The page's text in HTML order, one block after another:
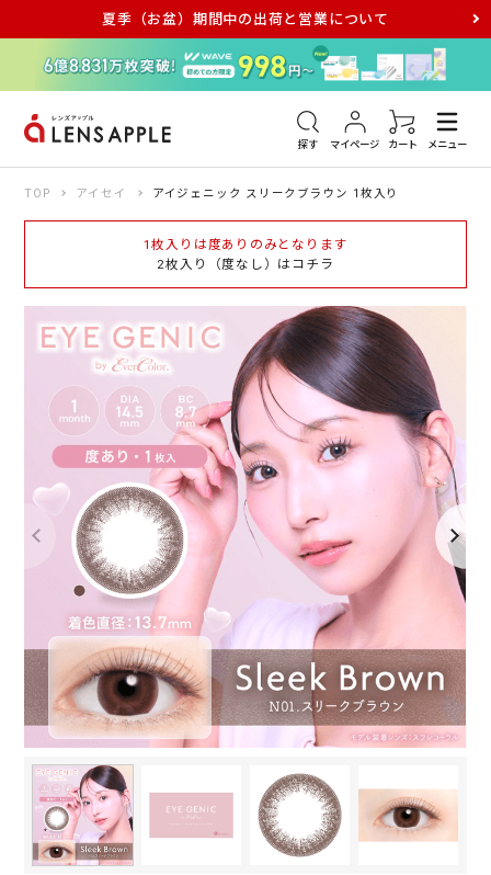
夏季（お盆）期間中の出荷と営業について
探す マイページ カート メニュー
アキュビュー メダリスト メガネ
TOP アイセイ アイジェニック スリークブラウン 1枚入り
1枚入りは度ありのみとなります
2枚入り（度なし）はコチラ